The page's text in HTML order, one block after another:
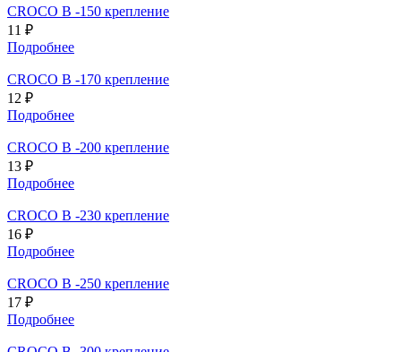
CROCO В -150 крепление
11 ₽
Подробнее
CROCO В -170 крепление
12 ₽
Подробнее
CROCO В -200 крепление
13 ₽
Подробнее
CROCO В -230 крепление
16 ₽
Подробнее
CROCO В -250 крепление
17 ₽
Подробнее